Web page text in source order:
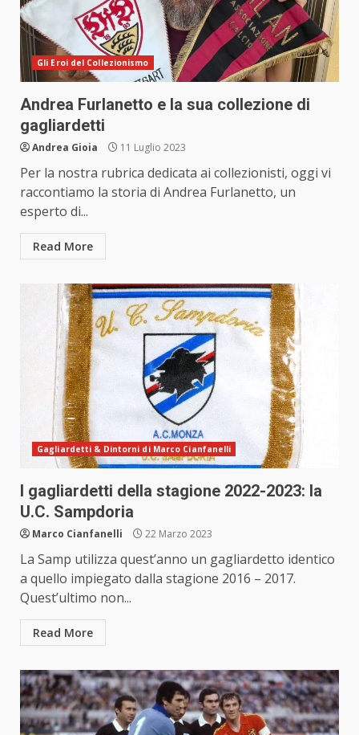
Gli Eroi del Collezionismo
Andrea Furlanetto e la sua collezione di
gagliardetti
Andrea Gioia 11 Luglio 2023
Per la nostra rubrica dedicata ai collezionisti, oggi vi
raccontiamo la storia di Andrea Furlanetto, un
esperto di...
Read More
Gagliardetti & Dintorni di Marco Cianfanelli
I gagliardetti della stagione 2022-2023: la
U.C. Sampdoria
Marco Cianfanelli 22 Marzo 2023
La Samp utilizza quest’anno un gagliardetto identico
a quello impiegato dalla stagione 2016 – 2017.
Quest’ultimo non...
Read More